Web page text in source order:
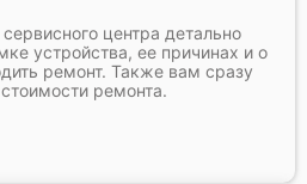
центра детально
устройства, ее причинах и о
ремонт. Также вам сразу
ремонта.